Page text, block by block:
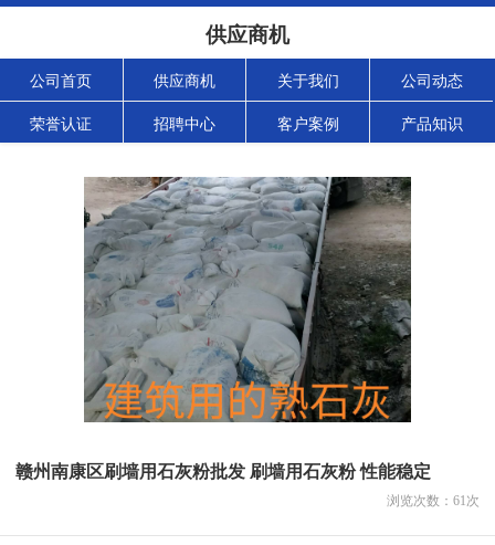
供应商机
公司首页 供应商机 关于我们 公司动态
荣誉认证 招聘中心 客户案例 产品知识
赣州南康区刷墙用石灰粉批发 刷墙用石灰粉 性能稳定
浏览次数： 61次